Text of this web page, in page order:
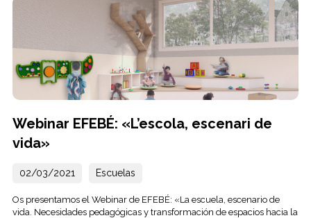
Webinar EFEBÉ: «L’escola, escenari de
vida»
02/03/2021 Escuelas
Os presentamos el Webinar de EFEBÉ: «La escuela, escenario de
vida. Necesidades pedagógicas y transformación de espacios hacia la